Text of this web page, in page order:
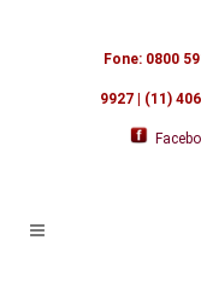
Fone: 0800
9927 | (11)